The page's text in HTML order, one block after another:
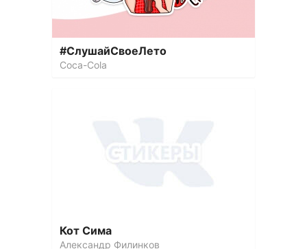
#СлушайCвоеЛето
Coca-Cola
Кот Сима
Александр Филинков